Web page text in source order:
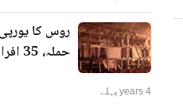
روس کا
حملہ، 35 افراد ہلاک
4 years پہلے